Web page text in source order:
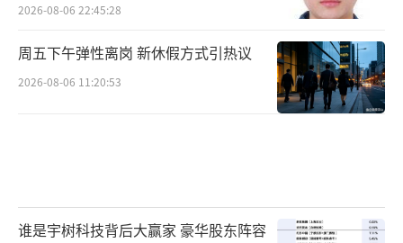
2026-08-06 22:45:28
周五下午弹性离岗 新休假方式引热议
2026-08-06 11:20:53
谁是宇树科技背后大赢家 豪华股东阵容